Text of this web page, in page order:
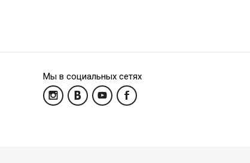
Мы в социальных сетях